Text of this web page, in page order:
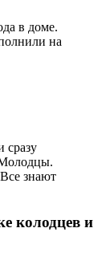
в доме.
на
сразу
Молодцы.
знают
колодцев и